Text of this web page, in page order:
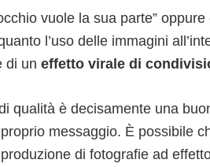
vuole la sua parte” oppure
l’uso delle immagini
di un effetto virale di
qualità è decisamente una
messaggio. È possibile
di fotografie ad